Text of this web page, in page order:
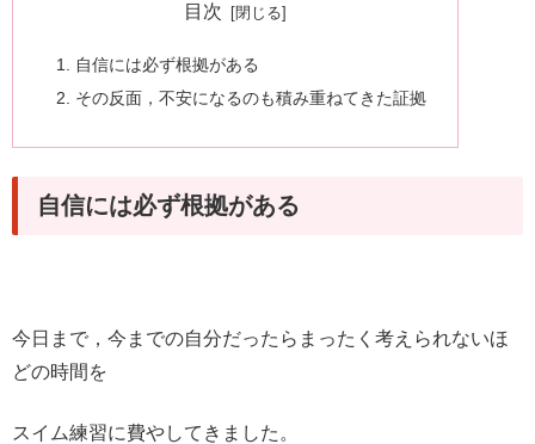
目次
自信には必ず根拠がある
その反面，不安になるのも積み重ねてきた証拠
自信には必ず根拠がある
今日まで，今までの自分だったらまったく考えられないほ
どの時間を
スイム練習に費やしてきました。